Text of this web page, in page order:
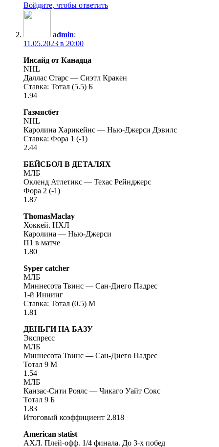
Войдите, чтобы ответить
admin:
11.05.2023 в 20:00
Инсайд от Канадца
NHL
Даллас Старс — Сиэтл Кракен
Ставка: Тотал (5.5) Б
1.94
Газмясбет
NHL
Каролина Харикейнс — Нью-Джерси Дэвилс
Ставка: Фора 1 (-1)
2.44
БЕЙСБОЛ В ДЕТАЛЯХ
МЛБ
Окленд Атлетикс — Техас Рейнджерс
Фора 2 (-1)
1.87
ThomasMaclay
Хоккей. НХЛ
Каролина — Нью-Джерси
П1 в матче
1.80
Syper catcher
МЛБ
Миннесота Твинс — Сан-Диего Падрес
1-й Иннинг
Ставка: Тотал (0.5) М
1.81
ДЕНЬГИ НА БАЗУ
Экспресс
МЛБ
Миннесота Твинс — Сан-Диего Падрес
Тотал 9 M
1.54
МЛБ
Канзас-Сити Роялс — Чикаго Уайт Сокс
Тотал 9 Б
1.83
Итоговый коэффициент 2.818
American statist
АХЛ. Плей-офф. 1/4 финала. До 3-х побед